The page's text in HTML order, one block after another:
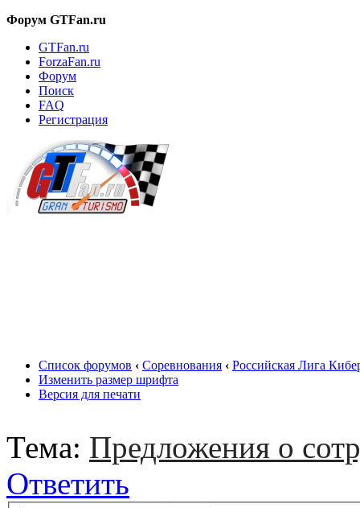
Форум GTFan.ru
GTFan.ru
ForzaFan.ru
Форум
Поиск
FAQ
Регистрация
Список форумов ‹ Соревнования ‹ Российская Лига
Изменить размер шрифта
Версия для печати
Тема: Предложения о
Ответить